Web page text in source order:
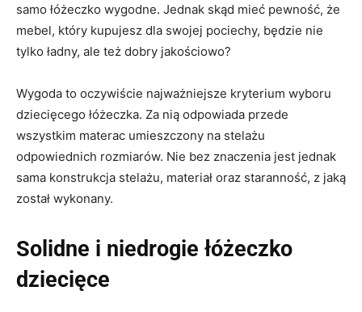
samo łóżeczko wygodne. Jednak skąd mieć pewność, że
mebel, który kupujesz dla swojej pociechy, będzie nie
tylko ładny, ale też dobry jakościowo?
Wygoda to oczywiście najważniejsze kryterium wyboru
dziecięcego łóżeczka. Za nią odpowiada przede
wszystkim materac umieszczony na stelażu
odpowiednich rozmiarów. Nie bez znaczenia jest jednak
sama konstrukcja stelażu, materiał oraz staranność, z jaką
został wykonany.
Solidne i niedrogie łóżeczko
dziecięce